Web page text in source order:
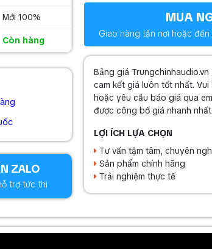
Mới 100%
Còn hàng
ZALO
trợ tức thì
MUA
Giao hàng tận nơi hoặc
Bảng giá
cam kết giá luôn tốt nhất.
hoặc yêu cầu báo giá qua
được công bố giá nhanh
LỢI ÍCH LỰA CHỌN
Tư vấn tậm tâm, chuyên
Sản phẩm chính hãng
Trải nghiệm thực tế